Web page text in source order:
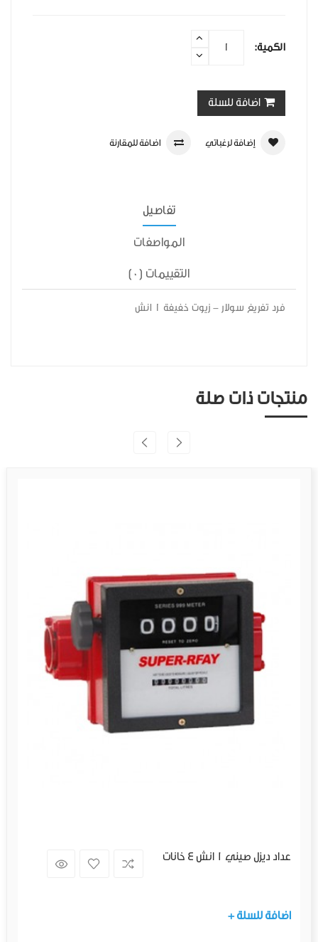
الكمية:
اضافة للسلة
إضافة لرغباتي اضافة للمقارنة
تفاصيل
المواصفات
التقييمات (0)
فرد تفريغ سولار - زيوت خفيفة 1 انش
منتجات ذات صلة
عداد ديزل صيني 1 انش 4 خانات
+ اضافة للسلة